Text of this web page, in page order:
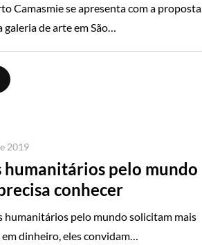
Camasmie se apresenta com a proposta
de arte em São…
2019
humanitários pelo mundo
conhecer
pelo mundo solicitam mais
dinheiro, eles convidam…